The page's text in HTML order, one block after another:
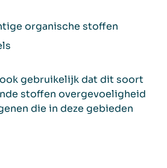
organische stoffen
gebruikelijk dat dit soort
stoffen overgevoeligheid
die in deze gebieden